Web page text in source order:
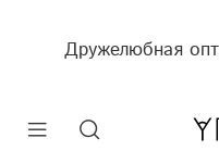
Дружелюбная